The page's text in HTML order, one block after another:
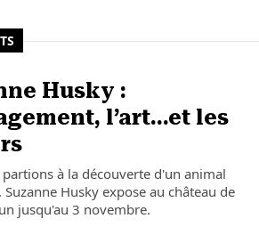
Husky :
l’art…et les
partions à la découverte d'un animal
Husky expose au château de
jusqu'au 3 novembre.